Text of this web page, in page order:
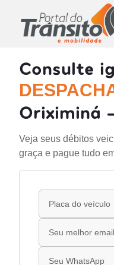
Consulte
Oriximiná
Veja seus débitos
graça e pague tudo